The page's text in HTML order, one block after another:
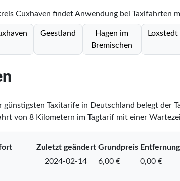
Cuxhaven findet Anwendung bei Taxifahrten
Geestland
Hagen im
Bremischen
Loxstedt
günstigsten Taxitarife in Deutschland belegt der
von 8 Kilometern im Tagtarif mit einer
Zuletzt geändert Grundpreis Entfernung
2024-02-14 6,00 € 0,00 €